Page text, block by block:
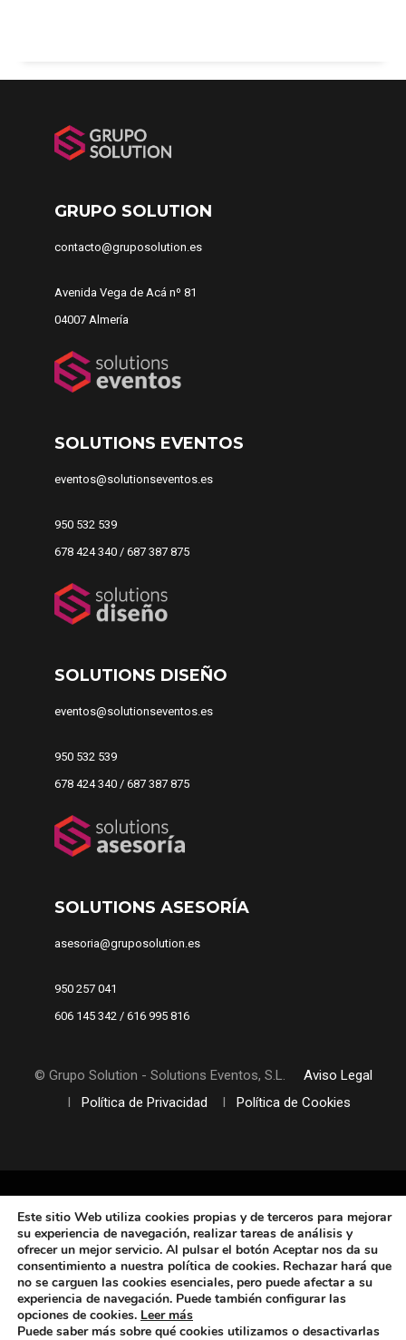
GRUPO SOLUTION
contacto@gruposolution.es
Avenida Vega de Acá nº 81
04007 Almería
SOLUTIONS EVENTOS
eventos@solutionseventos.es
950 532 539
678 424 340 / 687 387 875
SOLUTIONS DISEÑO
eventos@solutionseventos.es
950 532 539
678 424 340 / 687 387 875
SOLUTIONS ASESORÍA
asesoria@gruposolution.es
950 257 041
606 145 342 / 616 995 816
© Grupo Solution - Solutions Eventos, S.L.
Aviso Legal
I
Política de Privacidad I Política de Cookies
Este sitio Web utiliza cookies propias y de terceros para mejorar
su experiencia de navegación, realizar tareas de análisis y
ofrecer un mejor servicio. Al pulsar el botón Aceptar nos da su
consentimiento a nuestra política de cookies. Rechazar hará que
no se carguen las cookies esenciales, pero puede afectar a su
experiencia de navegación. Puede también configurar las
opciones de cookies. Leer más
Puede saber más sobre qué cookies utilizamos o desactivarlas